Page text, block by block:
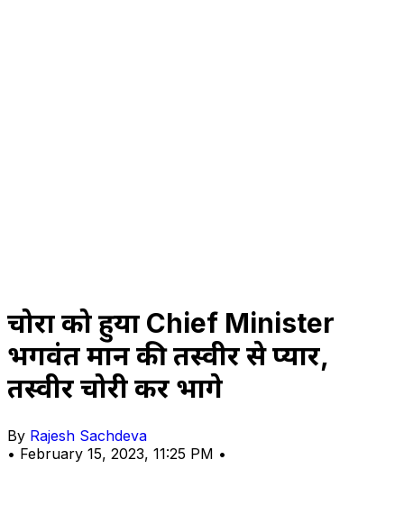
चोरों को हुया Chief Minister
भगवंत मान की तस्वीर से प्यार,
तस्वीर चोरी कर भागे
By Rajesh Sachdeva
• February 15, 2023, 11:25 PM •